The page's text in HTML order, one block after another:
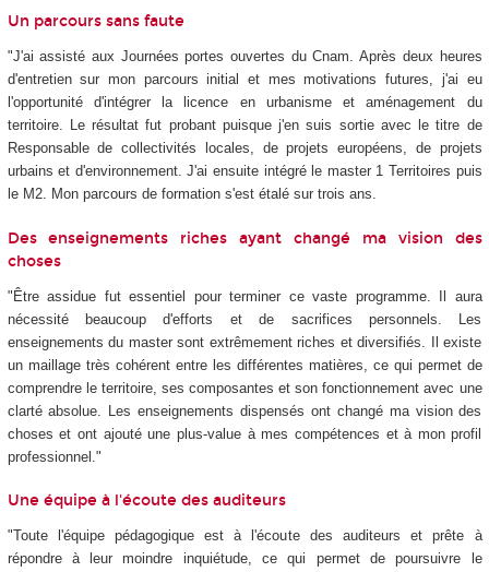
Un parcours sans faute
"J'ai assisté aux Journées portes ouvertes du Cnam. Après deux heures
d'entretien sur mon parcours initial et mes motivations futures, j'ai eu
l'opportunité d'intégrer la licence en urbanisme et aménagement du
territoire. Le résultat fut probant puisque j'en suis sortie avec le titre de
Responsable de collectivités locales, de projets européens, de projets
urbains et d'environnement. J'ai ensuite intégré le master 1 Territoires puis
le M2. Mon parcours de formation s'est étalé sur trois ans.
Des enseignements riches ayant changé ma vision des
choses
"Être assidue fut essentiel pour terminer ce vaste programme. Il aura
nécessité beaucoup d'efforts et de sacrifices personnels. Les
enseignements du master sont extrêmement riches et diversifiés. Il existe
un maillage très cohérent entre les différentes matières, ce qui permet de
comprendre le territoire, ses composantes et son fonctionnement avec une
clarté absolue. Les enseignements dispensés ont changé ma vision des
choses et ont ajouté une plus-value à mes compétences et à mon profil
professionnel."
Une équipe à l'écoute des auditeurs
"Toute l'équipe pédagogique est à l'écoute des auditeurs et prête à
répondre à leur moindre inquiétude, ce qui permet de poursuivre le